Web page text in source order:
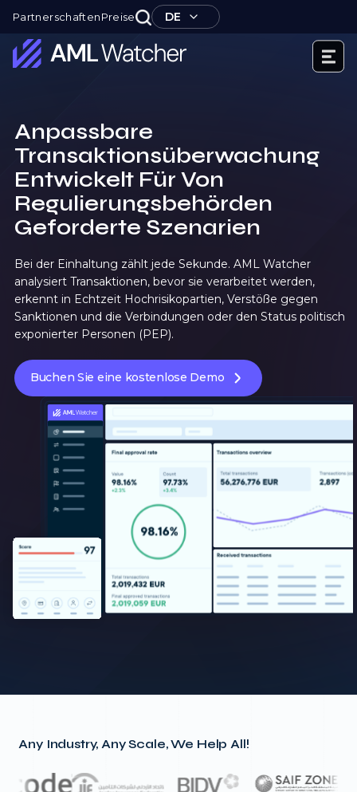
PartnerschaftenPreise DE
Inhalt
springen
Anpassbare
Transaktionsüberwachung
Entwickelt Für Von
Regulierungsbehörden
Geforderte Szenarien
Bei der Einhaltung zählt jede Sekunde. AML Watcher
analysiert Transaktionen, bevor sie verarbeitet werden,
erkennt in Echtzeit Hochrisikopartien, Verstöße gegen
Sanktionen und die Verbindungen oder den Status politisch
exponierter Personen (PEP).
Buchen Sie eine kostenlose Demo
Any Industry, Any Scale, We Help All!